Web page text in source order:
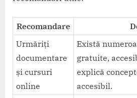
Recomandare
Urmăriți
documentare
și cursuri
online
Există
gratuite,
explică
accesibil.